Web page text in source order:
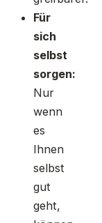
Für
sich
selbst
sorgen:
Nur
wenn
es
Ihnen
selbst
gut
geht,